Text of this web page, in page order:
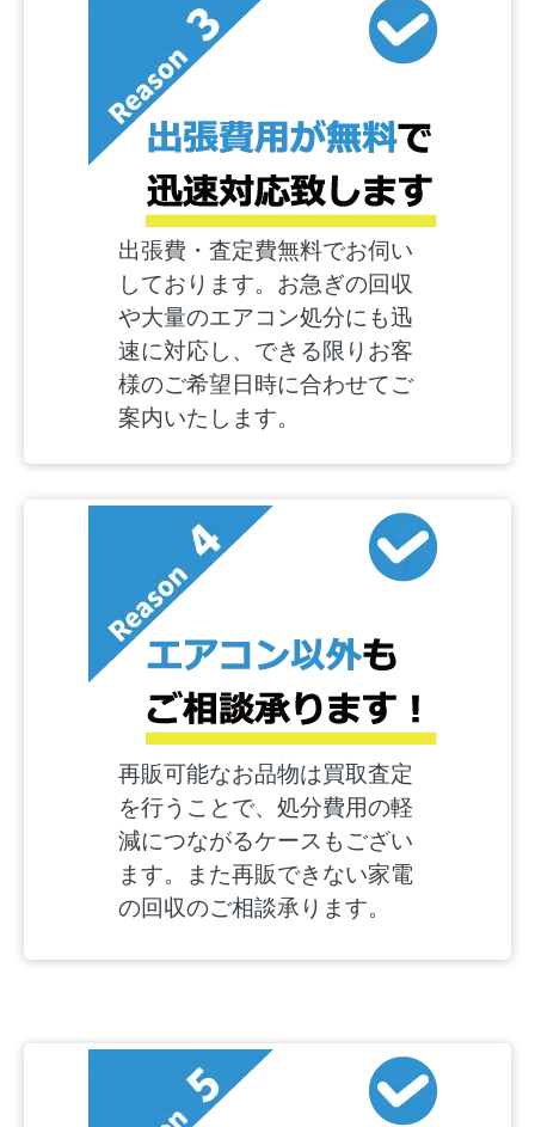
出張費・査定費無料でお伺い
しております。お急ぎの回収
や大量のエアコン処分にも迅
速に対応し、できる限りお客
様のご希望日時に合わせてご
案内いたします。
再販可能なお品物は買取査定
を行うことで、処分費用の軽
減につながるケースもござい
ます。また再販できない家電
の回収のご相談承ります。